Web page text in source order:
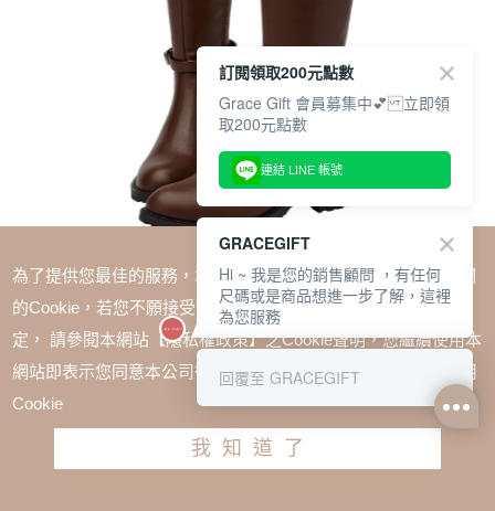
經典剪裁2WAY皮帶釦中跟長靴 咖
為了提供您最佳的服務，本網站會在您的電腦中放置並取用我們
的Cookie，若您不願接受Cookie時應如何變更電腦的Cookie設
定， 請參閱本網站【隱私權政策】之Cookie聲明，您繼續使用本
網站即表示您同意本公司得按本網站使用條款之Cookie聲明使用
Cookie
我知道了
訂閱領取200元點數
Grace Gift 會員募集中💕 立即領
取200元點數
連結 LINE 帳號
GRACEGIFT
Hi ~ 我是您的銷售顧問 ，有任何
尺碼或是商品想進一步了解，這裡
為您服務
回覆至 GRACEGIFT